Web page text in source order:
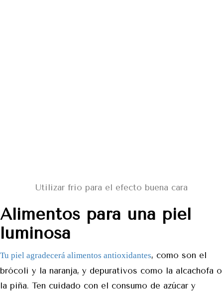
Utilizar frio para el efecto buena cara
Alimentos para una piel
luminosa
Tu piel agradecerá alimentos antioxidantes, como son el
brócoli y la naranja, y depurativos como la alcachofa o
la piña. Ten cuidado con el consumo de azúcar y